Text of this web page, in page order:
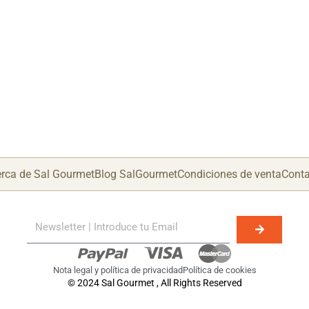
de Sal GourmetBlog SalGourmetCondiciones de venta
Nota legal y política de privacidadPolítica de cookies
© 2024 Sal Gourmet , All Rights Reserved